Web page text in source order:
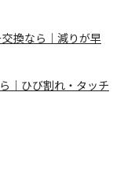
換なら｜減りが早
｜ひび割れ・タッチ